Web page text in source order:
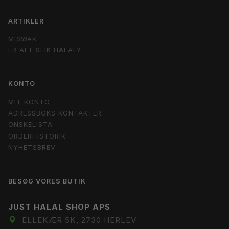
ARTIKLER
MISWAK
ER ALT SLIK HALAL?
KONTO
MIT KONTO
ADRESSBOKS KONTAKTER
ÖNSKELISTA
ORDERHISTORIK
NYHETSBREV
BESØG VORES BUTIK
JUST HALAL SHOP APS
ELLEKÆR 5K, 2730 HERLEV